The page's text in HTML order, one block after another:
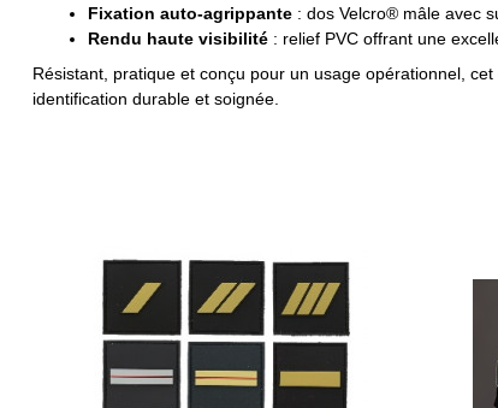
Fixation auto-agrippante : dos Velcro® mâle avec
Rendu haute visibilité : relief PVC offrant une
Résistant, pratique et conçu pour un usage opérationnel,
identification durable et soignée.